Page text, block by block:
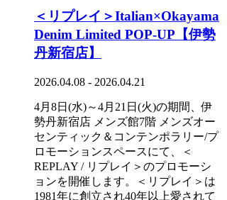
＜リプレイ＞Italian×Okayama
Denim Limited POP-UP【伊勢
丹新宿店】
2026.04.08 - 2026.04.21
4月8日(水)～4月21日(火)の期間、伊
勢丹新宿店 メンズ館7階 メンズオー
センティック＆コンテンポラリー/プ
ロモーションスペースにて、＜
REPLAY / リプレイ＞のプロモーシ
ョンを開催します。＜リプレイ＞は
1981年に創立され40年以上愛されて